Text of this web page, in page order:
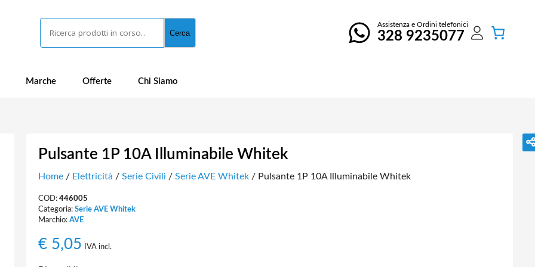
Cerca
Assistenza e Ordini telefonici
328 9235077
Marche Offerte Chi Siamo
Pulsante 1P 10A Illuminabile Whitek
Home/ Elettricità / Serie Civili / Serie AVE Whitek/ Pulsante 1P 10A Illuminabile Whitek
COD: 446005
Categoria: Serie AVE Whitek
Marchio: AVE
€5,05 IVA incl.